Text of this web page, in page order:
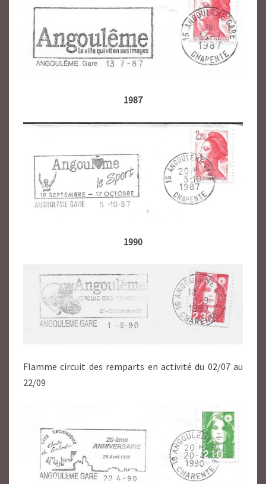
1987
1990
Flamme circuit des remparts en activité du 02/07 au
22/09